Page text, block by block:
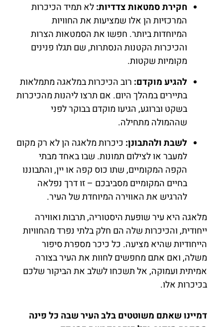
חקירת סמטאות צדדיות:לא תמיד הכיכרות
המרכזיות הן אלו שמציעות את החוויות
המיוחדות ביותר. חפשו את הסמטאות הצרות
והכיכרות הקטנות הנסתרות, שם תגלו פנינים
מקומיות שקטות.
להגיע מוקדם: רוב הכיכרות במלאגה מתמלאות
בתיירים במהלך היום. אם תרצו ליהנות מהכיכרות
בשקט וברוגע, הגיעו מוקדם בבוקר לפני
שההמולה מתחילה.
לשבת ולהתבונן: כיכרות מלאגה הן לא רק מקום
למעבר או לצילום תמונות. שבו באחד מבתי
הקפה המקומיים, שתו כוס קפה או יין, והתבוננו
בחיים המקומיים מסביבכם – זו דרך נפלאה
להרגיש את האווירה המיוחדת של העיר.
מלאגה היא עיר שופעת היסטוריה, תרבות ואווירה
ייחודית, והכיכרות שלה הם חלק בלתי נפרד מהחוויות
הייחודיות שהיא מציעה. כל כיכר מספרת סיפור
משלה, ואם אתם מחפשים לחוות את העיר בצורה
אמיתית ועמוקה, אל תשכחו לשלב את הביקור שלכם
בכיכרות אלו.
דמיינו שאתם משוטטים בלב העיר שבה כל פינה